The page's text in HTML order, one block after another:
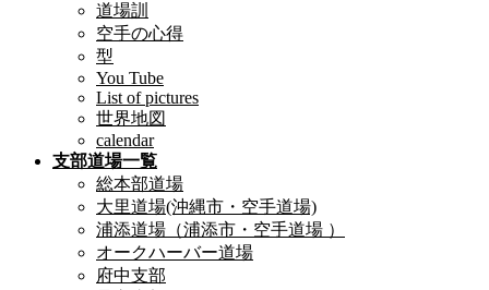
道場訓
空手の心得
型
You Tube
List of pictures
世界地図
calendar
支部道場一覧
総本部道場
大里道場(沖縄市・空手道場)
浦添道場（浦添市・空手道場 ）
オークハーバー道場
府中支部